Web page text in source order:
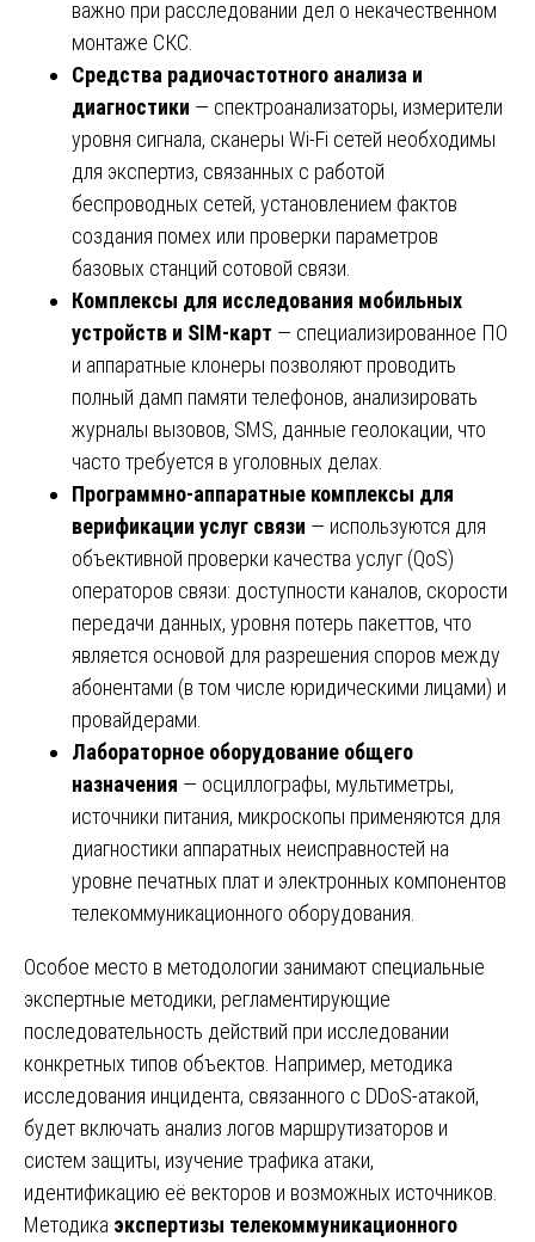
важно при расследовании дел о некачественном
монтаже СКС.
Средства радиочастотного анализа и
диагностики — спектроанализаторы, измерители
уровня сигнала, сканеры Wi-Fi сетей необходимы
для экспертиз, связанных с работой
беспроводных сетей, установлением фактов
создания помех или проверки параметров
базовых станций сотовой связи.
Комплексы для исследования мобильных
устройств и SIM-карт — специализированное ПО
и аппаратные клонеры позволяют проводить
полный дамп памяти телефонов, анализировать
журналы вызовов, SMS, данные геолокации, что
часто требуется в уголовных делах.
Программно-аппаратные комплексы для
верификации услуг связи — используются для
объективной проверки качества услуг (QoS)
операторов связи: доступности каналов, скорости
передачи данных, уровня потерь пакеттов, что
является основой для разрешения споров между
абонентами (в том числе юридическими лицами) и
провайдерами.
Лабораторное оборудование общего
назначения — осциллографы, мультиметры,
источники питания, микроскопы применяются для
диагностики аппаратных неисправностей на
уровне печатных плат и электронных компонентов
телекоммуникационного оборудования.
Особое место в методологии занимают специальные
экспертные методики, регламентирующие
последовательность действий при исследовании
конкретных типов объектов. Например, методика
исследования инцидента, связанного с DDoS-атакой,
будет включать анализ логов маршрутизаторов и
систем защиты, изучение трафика атаки,
идентификацию её векторов и возможных источников.
Методика экспертизы телекоммуникационного